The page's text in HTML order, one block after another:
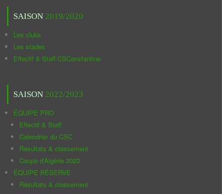
SAISON 2019/2020
Les clubs
Les stades
Effectif & Staff CSConstantine
SAISON 2022/2023
ÉQUIPE PRO
Effectif & Staff
Calendrier du CSC
Résultats & classement
Coupe d'Algérie 2023
ÉQUIPE RÉSERVE
Résultats & classement